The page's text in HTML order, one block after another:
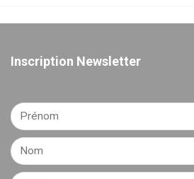
Inscription Newsletter